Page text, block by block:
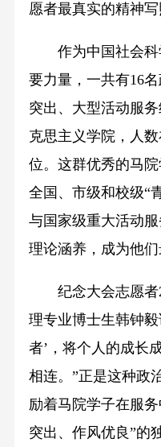
愿者最真实的精神写
作为中国社会科
要力量，一共有16
突出、大型活动服
克思主义学院，人
位。这群优秀的马
全国、市级和校级“
与国家级重大活动
理论涵养，成为他们
纪念大会志愿者
理专业博士生韩钟
者’，将个人的成长
相连。”正是这种政
励着马院学子在服
突出、作风优良”的